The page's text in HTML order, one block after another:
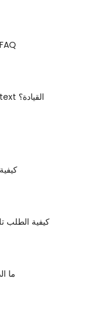
ما هو جوجل البحث في Allintext القيادة؟
كيفية الطلب
ما